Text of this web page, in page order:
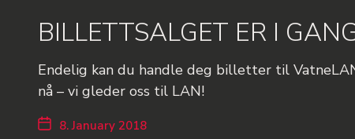
BILLETTSALGET ER I
Endelig kan du handle deg billetter til
nå – vi gleder oss til LAN!
8. January 2018